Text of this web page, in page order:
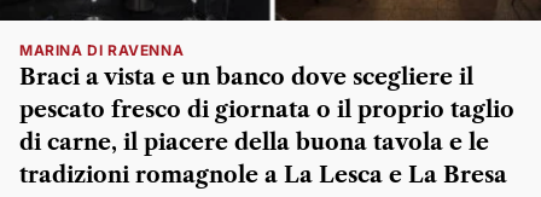
MARINA DI RAVENNA
Braci a vista e un banco dove scegliere il
pescato fresco di giornata o il proprio taglio
di carne, il piacere della buona tavola e le
tradizioni romagnole a La Lesca e La Bresa